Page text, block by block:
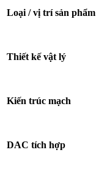
Loại / vị trí sản phẩm
Thiết kế vật lý
Kiến trúc mạch
DAC tích hợp